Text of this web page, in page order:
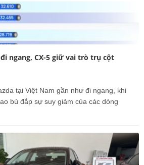
ngang, CX-5 giữ vai trò trụ cột
tại Việt Nam gần như đi ngang, khi
bù đắp sự suy giảm của các dòng